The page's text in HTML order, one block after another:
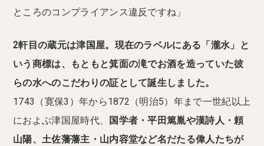
ところのコンプライアンス違反ですね」
2軒目の蔵元は津国屋。現在のラベルにある「瀧水」と
いう商標は、もともと箕面の滝でお酒を造っていた彼
らの水へのこだわりの証として誕生しました。
1743（寛保3）年から1872（明治5）年まで一世紀以上
におよぶ津国屋時代、
国学者・平田篤胤や漢詩人・頼
山陽、土佐藩藩主・山内容堂など名だたる偉人たちが